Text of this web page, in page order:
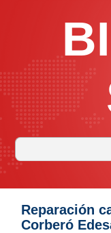
Reparación
Corberó